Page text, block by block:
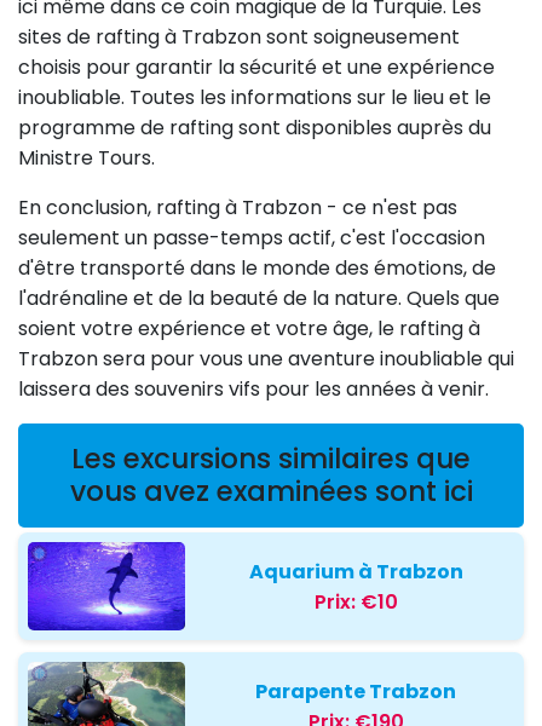
ici même dans ce coin magique de la Turquie. Les
sites de rafting à Trabzon sont soigneusement
choisis pour garantir la sécurité et une expérience
inoubliable. Toutes les informations sur le lieu et le
programme de rafting sont disponibles auprès du
Ministre Tours.
En conclusion, rafting à Trabzon - ce n'est pas
seulement un passe-temps actif, c'est l'occasion
d'être transporté dans le monde des émotions, de
l'adrénaline et de la beauté de la nature. Quels que
soient votre expérience et votre âge, le rafting à
Trabzon sera pour vous une aventure inoubliable qui
laissera des souvenirs vifs pour les années à venir.
Les excursions similaires que
vous avez examinées sont ici
Aquarium à Trabzon
Prix: €10
Parapente Trabzon